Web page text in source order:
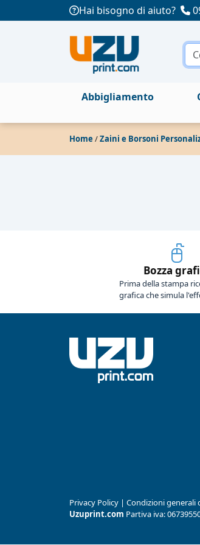
Hai bisogno di aiuto?
Abbigliamento
Home /Zaini e Borsoni
Bozza
Prima della stampa
grafica che simula
Privacy Policy | Condizioni generali
Uzuprint.com Partiva iva: